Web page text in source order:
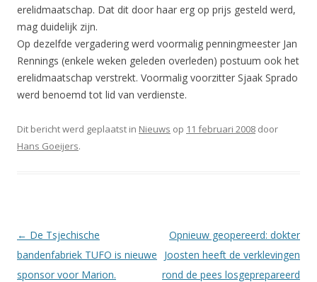
erelidmaatschap. Dat dit door haar erg op prijs gesteld werd,
mag duidelijk zijn.
Op dezelfde vergadering werd voormalig penningmeester Jan
Rennings (enkele weken geleden overleden) postuum ook het
erelidmaatschap verstrekt. Voormalig voorzitter Sjaak Sprado
werd benoemd tot lid van verdienste.
Dit bericht werd geplaatst in Nieuws op 11 februari 2008 door
Hans Goeijers.
Berichtnavigatie
← De Tsjechische
bandenfabriek TUFO is nieuwe
sponsor voor Marion.
Opnieuw geopereerd: dokter
Joosten heeft de verklevingen
rond de pees losgeprepareerd